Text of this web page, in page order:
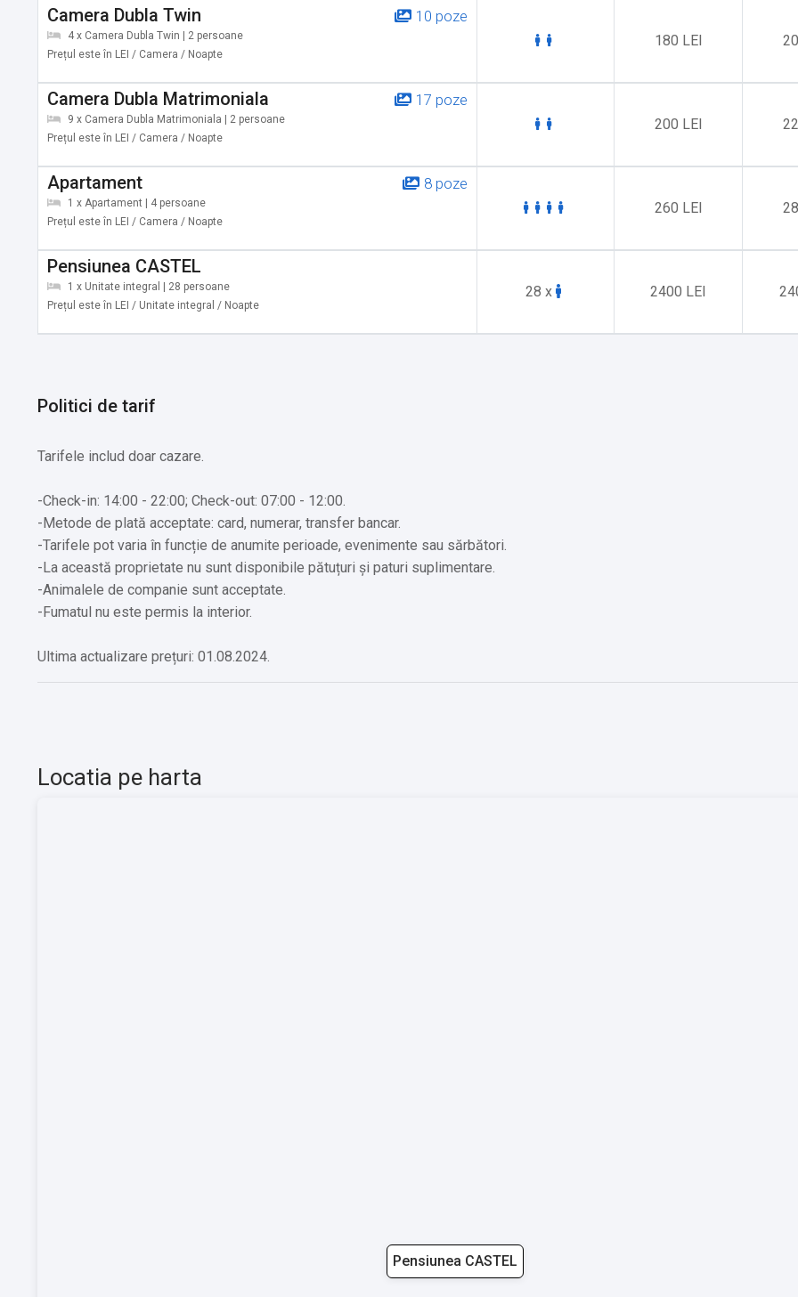
Alte servicii oferite contra cost:
✔️ Organizăm evenimente (Cost suplimentar)
10 poze
Camera Dubla Twin
4 x Camera Dubla Twin | 2 persoane
Prețul este în LEI / Camera / Noapte
180 LEI
17 poze
Camera Dubla Matrimoniala
9 x Camera Dubla Matrimoniala | 2 persoane
Prețul este în LEI / Camera / Noapte
200 LEI
8 poze
Apartament
1 x Apartament | 4 persoane
Prețul este în LEI / Camera / Noapte
260 LEI
Pensiunea CASTEL
1 x Unitate integral | 28 persoane
Prețul este în LEI / Unitate integral / Noapte
28 x 2400 LEI
Politici de tarif
Tarifele includ doar cazare.
-Check-in: 14:00 - 22:00; Check-out: 07:00 - 12:00.
-Metode de plată acceptate: card, numerar, transfer bancar.
-Tarifele pot varia în funcție de anumite perioade, evenimente sau sărbători.
-La această proprietate nu sunt disponibile pătuțuri și paturi suplimentare.
-Animalele de companie sunt acceptate.
-Fumatul nu este permis la interior.
Ultima actualizare prețuri: 01.08.2024.
Locatia pe harta
Pensiunea CASTEL